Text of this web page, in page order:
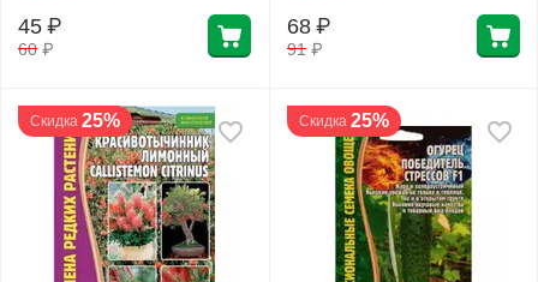
60 ₽
45 ₽
91 ₽
68 ₽
Скидка 25% Скидка 25%